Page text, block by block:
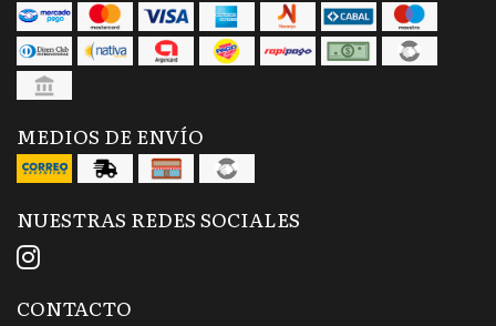
MEDIOS DE ENVÍO
NUESTRAS REDES SOCIALES
CONTACTO